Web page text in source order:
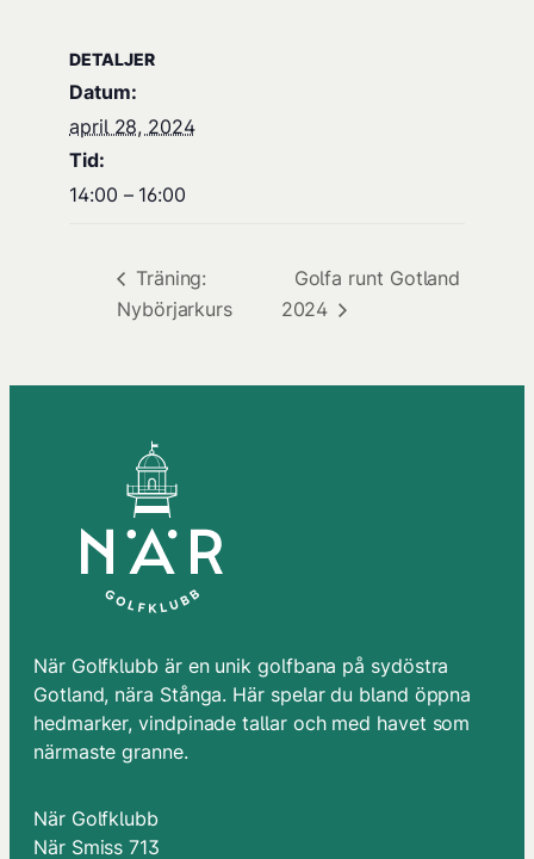
DETALJER
Datum:
april 28, 2024
Tid:
14:00 – 16:00
Träning:
Nybörjarkurs
Golfa runt Gotland
2024
När Golfklubb är en unik golfbana på sydöstra
Gotland, nära Stånga. Här spelar du bland öppna
hedmarker, vindpinade tallar och med havet som
närmaste granne.
När Golfklubb
När Smiss 713